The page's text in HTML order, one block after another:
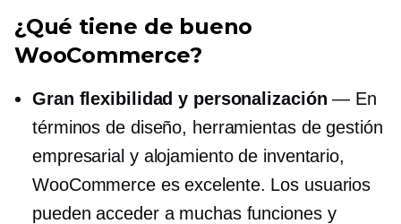
¿Qué tiene de bueno
WooCommerce?
Gran flexibilidad y personalización — En
términos de diseño, herramientas de gestión
empresarial y alojamiento de inventario,
WooCommerce es excelente. Los usuarios
pueden acceder a muchas funciones y